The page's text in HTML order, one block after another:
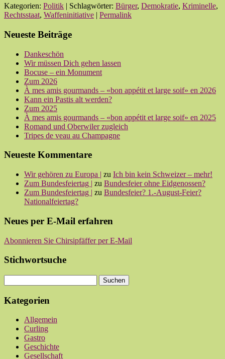
Kategorien: Politik | Schlagwörter: Bürger, Demokratie, Kriminelle,
Rechtsstaat, Waffeninitiative | Permalink
Neueste Beiträge
Dankeschön
Wir müssen Dich gehen lassen
Bocuse – ein Monument
Zum 2026
À mes amis gourmands – «bon appétit et large soif» en 2026
Kann ein Pastis alt werden?
Zum 2025
À mes amis gourmands – «bon appétit et large soif» en 2025
Romand und Oberwiler zugleich
Tripes de veau au Champagne
Neueste Kommentare
Wir gehören zu Europa | zu Ich bin kein Schweizer – mehr!
Zum Bundesfeiertag | zu Bundesfeier ohne Eidgenossen?
Zum Bundesfeiertag | zu Bundesfeier? 1.-August-Feier?
Nationalfeiertag?
Neues per E-Mail erfahren
Abonnieren Sie Chirsipfäffer per E-Mail
Stichwortsuche
Kategorien
Allgemein
Curling
Gastro
Geschichte
Gesellschaft